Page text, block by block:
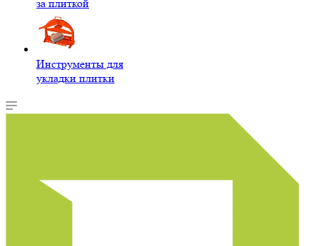
за плиткой
Инструменты для
укладки плитки